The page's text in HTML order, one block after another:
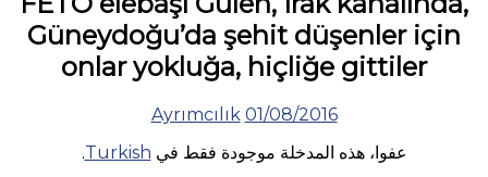
Güneydoğu’da şehit düşenler için
onlar yokluğa, hiçliğe gittiler
01/08/2016
Ayrımcılık
عفوا، هذه المدخلة موجودة فقط في Turkish
.